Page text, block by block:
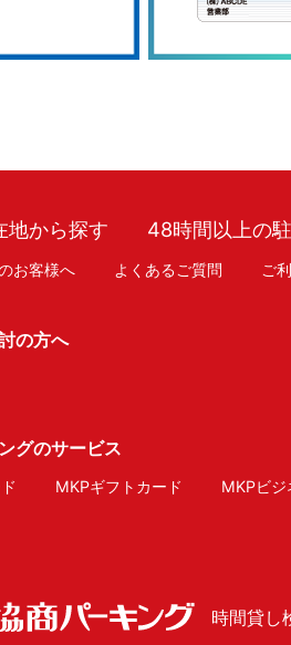
地から探す 48時間以上の
お客様へ よくあるご質問 ご
の方へ
グのサービス
MKPギフトカード MKPビジ
時間貸し